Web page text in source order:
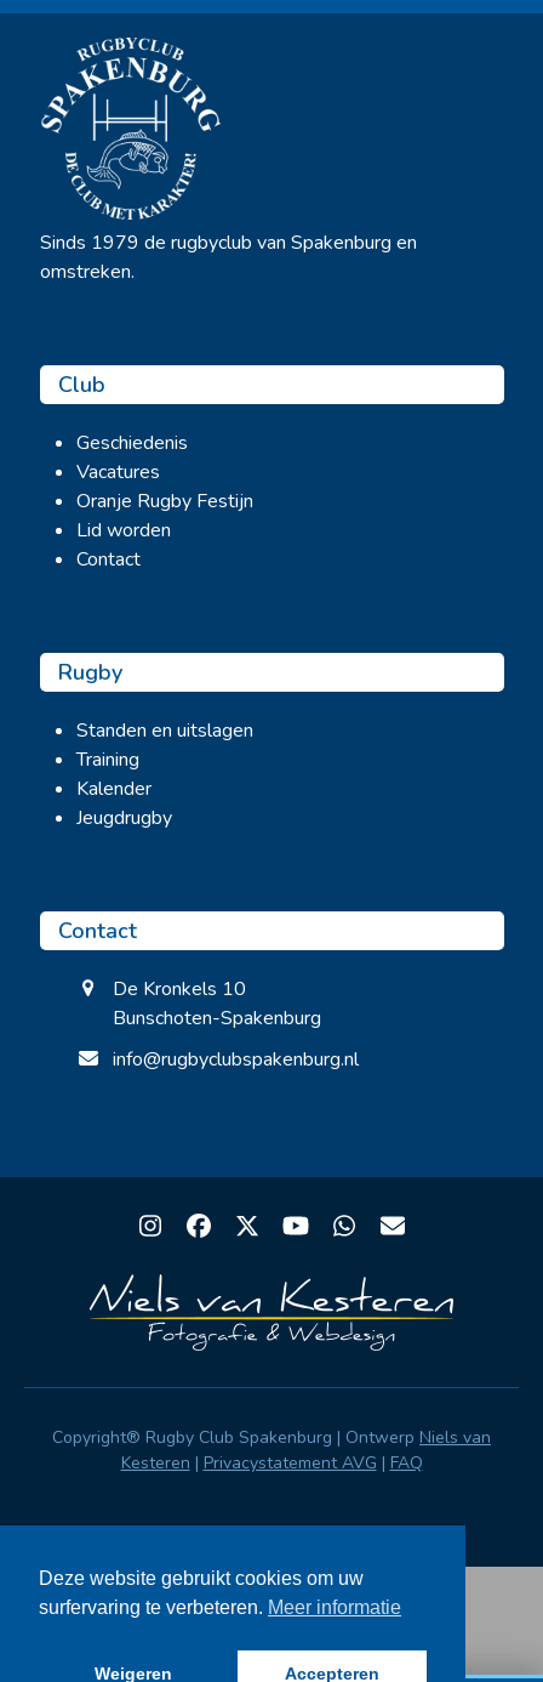
Sinds 1979 de rugbyclub van Spakenburg en
omstreken.
Club
Geschiedenis
Vacatures
Oranje Rugby Festijn
Lid worden
Contact
Rugby
Standen en uitslagen
Training
Kalender
Jeugdrugby
Contact
De Kronkels 10
Bunschoten-Spakenburg
info@rugbyclubspakenburg.nl
Instagram
Facebook
TwitterYouTubeWhatsapp
Email
Copyright® Rugby Club Spakenburg | Ontwerp Niels van
Kesteren | Privacystatement AVG | FAQ
Deze website gebruikt cookies om uw
surfervaring te verbeteren. Meer informatie
Weigeren Accepteren